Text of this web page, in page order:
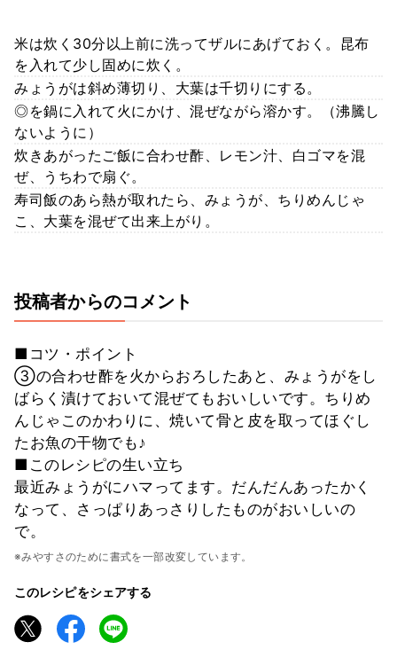
米は炊く30分以上前に洗ってザルにあげておく。昆布
を入れて少し固めに炊く。
みょうがは斜め薄切り、大葉は千切りにする。
◎を鍋に入れて火にかけ、混ぜながら溶かす。（沸騰し
ないように）
炊きあがったご飯に合わせ酢、レモン汁、白ゴマを混
ぜ、うちわで扇ぐ。
寿司飯のあら熱が取れたら、みょうが、ちりめんじゃ
こ、大葉を混ぜて出来上がり。
投稿者からのコメント
■コツ・ポイント
③の合わせ酢を火からおろしたあと、みょうがをし
ばらく漬けておいて混ぜてもおいしいです。ちりめ
んじゃこのかわりに、焼いて骨と皮を取ってほぐし
たお魚の干物でも♪
■このレシピの生い立ち
最近みょうがにハマってます。だんだんあったかく
なって、さっぱりあっさりしたものがおいしいの
で。
※みやすさのために書式を一部改変しています。
このレシピをシェアする